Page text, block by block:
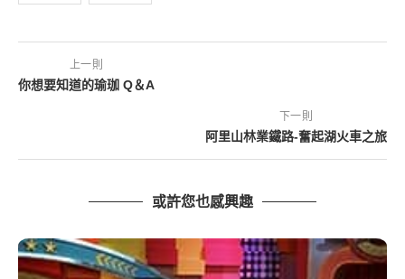
上一則
你想要知道的瑜珈 Q＆A
下一則
阿里山林業鐵路-奮起湖火車之旅
或許您也感興趣